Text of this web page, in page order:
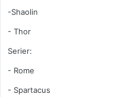
-Shaolin
- Thor
Serier:
- Rome
- Spartacus